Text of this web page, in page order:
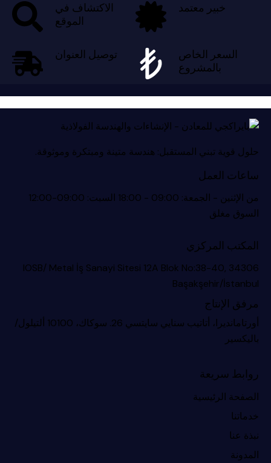
خبير معتمد
الاكتشاف في
الموقع
السعر الخاص
بالمشروع
توصيل العنوان
حلول قوية تبني المستقبل: هندسة متينة ومبتكرة وموثوقة.
ساعات العمل
من الإثنين - الجمعة: 09:00 - 18:00 السبت: 09:00-12:00
السوق مغلق
المكتب المركزي
IOSB/ Metal İş Sanayi Sitesi 12A Blok No:38-40, 34306
Başakşehir/İstanbul
مرفق الإنتاج
أورتامانديرا، أتاتيب سنايي سايتسي 26. سوكاك، 10100 ألتيلول/
باليكسير
روابط سريعة
الصفحة الرئيسية
خدماتنا
نبذة عنا
المدونة